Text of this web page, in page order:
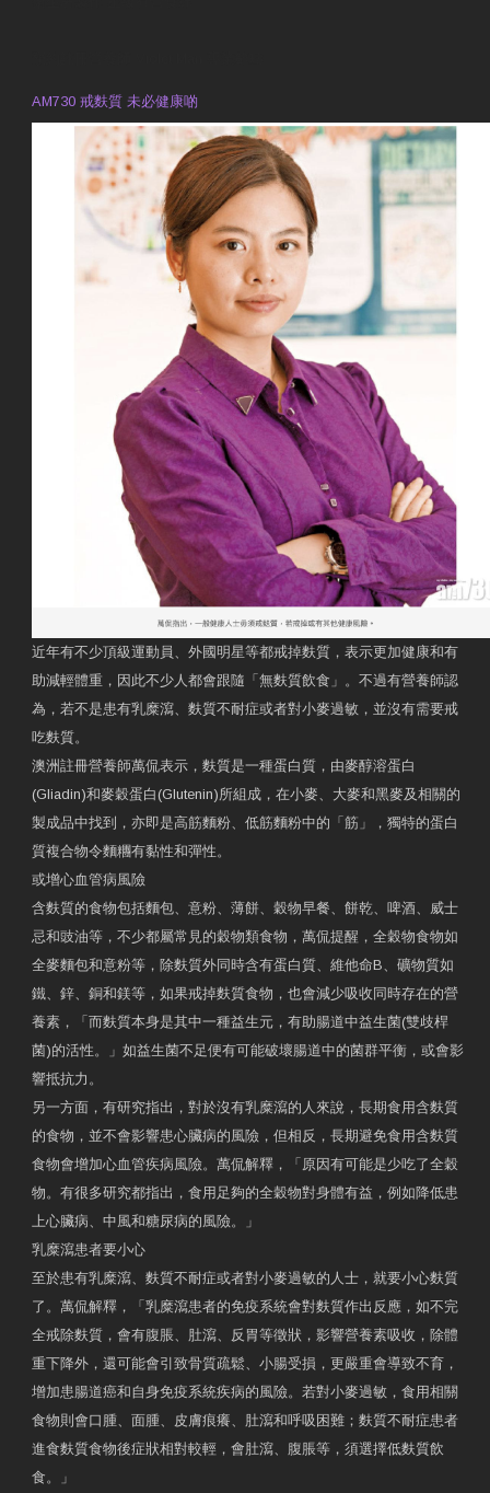
AM730 戒麩質 未必健康啲
近年有不少頂級運動員、外國明星等都戒掉麩質，表示更加健康和有
助減輕體重，因此不少人都會跟隨「無麩質飲食」。不過有營養師認
為，若不是患有乳糜瀉、麩質不耐症或者對小麥過敏，並沒有需要戒
吃麩質。
澳洲註冊營養師萬侃表示，麩質是一種蛋白質，由麥醇溶蛋白
(Gliadin)和麥穀蛋白(Glutenin)所組成，在小麥、大麥和黑麥及相關的
製成品中找到，亦即是高筋麵粉、低筋麵粉中的「筋」，獨特的蛋白
質複合物令麵糰有黏性和彈性。
或增心血管病風險
含麩質的食物包括麵包、意粉、薄餅、穀物早餐、餅乾、啤酒、威士
忌和豉油等，不少都屬常見的穀物類食物，萬侃提醒，全穀物食物如
全麥麵包和意粉等，除麩質外同時含有蛋白質、維他命B、礦物質如
鐵、鋅、銅和鎂等，如果戒掉麩質食物，也會減少吸收同時存在的營
養素，「而麩質本身是其中一種益生元，有助腸道中益生菌(雙歧桿
菌)的活性。」如益生菌不足便有可能破壞腸道中的菌群平衡，或會影
響抵抗力。
另一方面，有研究指出，對於沒有乳糜瀉的人來說，長期食用含麩質
的食物，並不會影響患心臟病的風險，但相反，長期避免食用含麩質
食物會增加心血管疾病風險。萬侃解釋，「原因有可能是少吃了全穀
物。有很多研究都指出，食用足夠的全穀物對身體有益，例如降低患
上心臟病、中風和糖尿病的風險。」
乳糜瀉患者要小心
至於患有乳糜瀉、麩質不耐症或者對小麥過敏的人士，就要小心麩質
了。萬侃解釋，「乳糜瀉患者的免疫系統會對麩質作出反應，如不完
全戒除麩質，會有腹脹、肚瀉、反胃等徵狀，影響營養素吸收，除體
重下降外，還可能會引致骨質疏鬆、小腸受損，更嚴重會導致不育，
增加患腸道癌和自身免疫系統疾病的風險。若對小麥過敏，食用相關
食物則會口腫、面腫、皮膚痕癢、肚瀉和呼吸困難；麩質不耐症患者
進食麩質食物後症狀相對較輕，會肚瀉、腹脹等，須選擇低麩質飲
食。」